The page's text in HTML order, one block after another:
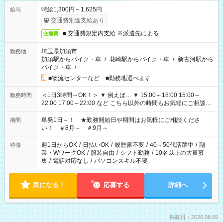
給与
時給1,300円～1,625円
交通費別途支給あり
交通費 ■ 交通費規定内支給 ※派遣先による
勤務地
埼玉県加須市
加須駅からバイク・車 / 花崎駅からバイク・車 / 新古河駅から
バイク・車 / …
■物流センターなど ■勤務地選べます
勤務時間
＜1日3時間～OK！＞ ▼ 例えば… ▼ 15:00～18:00 15:00～
22:00 17:00～22:00 など こちら以外の時間もお気軽にご相談く
ださい！
期間
単発1日～！ ★勤務開始日や期間はお気軽にご相談くださ
い！ ＃8月～ ＃9月～
特徴 週1日からOK / 日払いOK / 履歴書不要 / 40～50代活躍中 / 副
業・WワークOK / 服装自由 / シフト勤務 / 10名以上の大量募
集 / 電話対応なし / パソコンスキル不要
気になる！ 応募する 詳細へ
掲載日：2026.08.09